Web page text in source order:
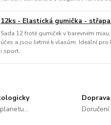
12ks - Elastická gumička -
Sada 12 froté gumiček v barevném
účes a jsou šetrné k vlasům. Ideální
i sport.